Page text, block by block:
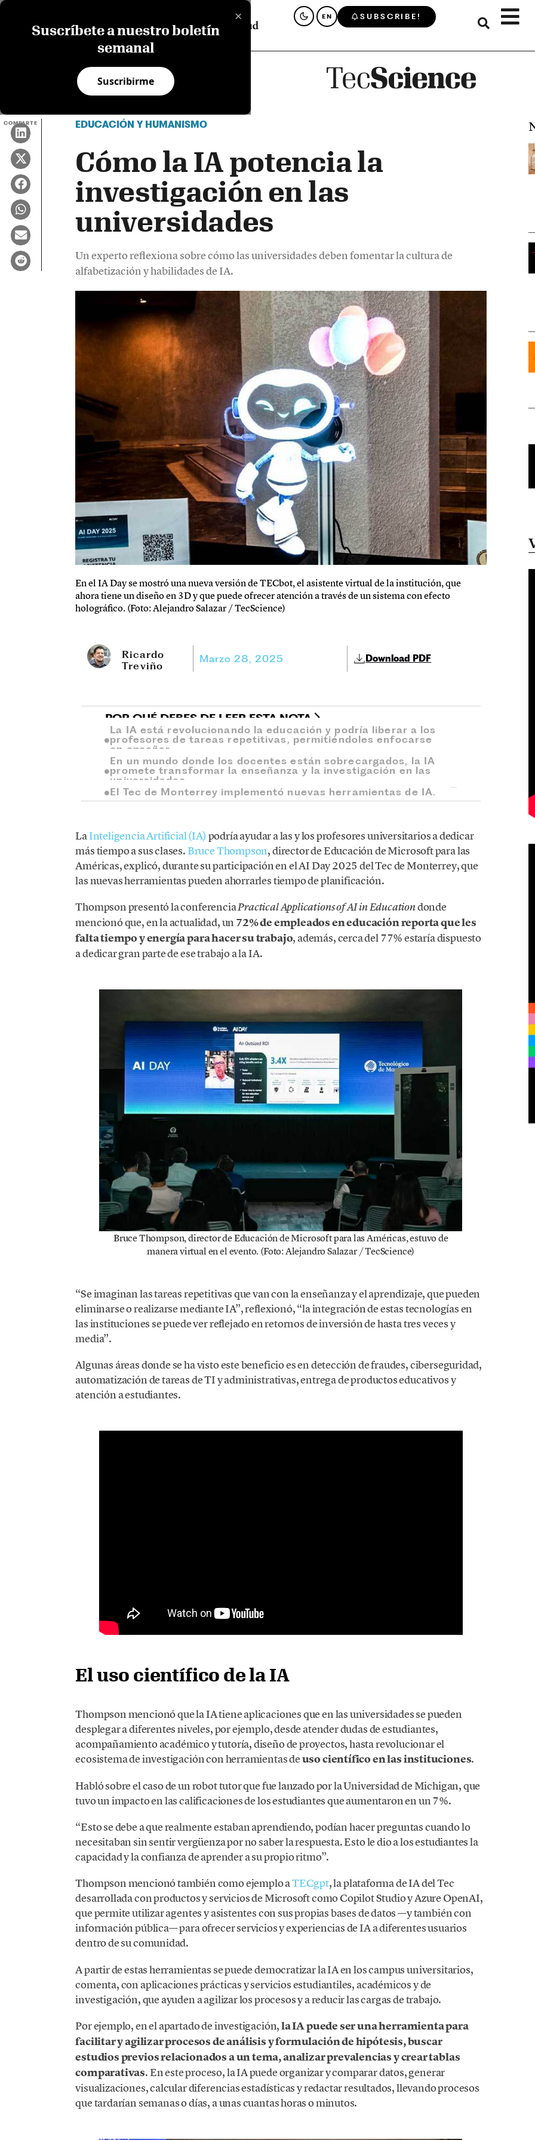
×
Suscríbete a nuestro boletín
semanal
Suscribirme
EN SUBSCRIBE!
COMPARTE EDUCACIÓN Y HUMANISMO
Cómo la IA potencia la
investigación en las
universidades
Un experto reflexiona sobre cómo las universidades deben fomentar la cultura de
alfabetización y habilidades de IA.
En el IA Day se mostró una nueva versión de TECbot, el asistente virtual de la institución, que
ahora tiene un diseño en 3D y que puede ofrecer atención a través de un sistema con efecto
holográfico. (Foto: Alejandro Salazar / TecScience)
Ricardo
Treviño
Marzo 28, 2025 Download PDF
POR QUÉ DEBES DE LEER ESTA NOTA
La IA está revolucionando la educación y podría liberar a los
profesores de tareas repetitivas, permitiéndoles enfocarse
en enseñar.
En un mundo donde los docentes están sobrecargados, la IA
promete transformar la enseñanza y la investigación en las
universidades.
El Tec de Monterrey implementó nuevas herramientas de IA.
LaInteligencia Artificial (IA) podría ayudar a las y los profesores universitarios a dedicar
más tiempo a sus clases. Bruce Thompson, director de Educación de Microsoft para las
Américas, explicó, durante su participación en el AI Day 2025 del Tec de Monterrey, que
las nuevas herramientas pueden ahorrarles tiempo de planificación.
Thompson presentó la conferenciaPractical Applications of AI in Educationdonde
mencionó que, en la actualidad, un 72% de empleados en educación reporta que les
falta tiempo y energía para hacer su trabajo, además, cerca del 77% estaría dispuesto
a dedicar gran parte de ese trabajo a la IA.
Bruce Thompson, director de Educación de Microsoft para las Américas, estuvo de
manera virtual en el evento. (Foto: Alejandro Salazar / TecScience)
“Se imaginan las tareas repetitivas que van con la enseñanza y el aprendizaje, que pueden
eliminarse o realizarse mediante IA”, reflexionó, “la integración de estas tecnologías en
las instituciones se puede ver reflejado en retornos de inversión de hasta tres veces y
media”.
Algunas áreas donde se ha visto este beneficio es en detección de fraudes, ciberseguridad,
automatización de tareas de TI y administrativas, entrega de productos educativos y
atención a estudiantes.
El uso científico de la IA
Thompson mencionó que la IA tiene aplicaciones que en las universidades se pueden
desplegar a diferentes niveles, por ejemplo, desde atender dudas de estudiantes,
acompañamiento académico y tutoría, diseño de proyectos, hasta revolucionar el
ecosistema de investigación con herramientas deuso científico en las instituciones.
Habló sobre el caso de un robot tutor que fue lanzado por la Universidad de Michigan, que
tuvo un impacto en las calificaciones de los estudiantes que aumentaron en un 7%.
“Esto se debe a que realmente estaban aprendiendo, podían hacer preguntas cuando lo
necesitaban sin sentir vergüenza por no saber la respuesta. Esto le dio a los estudiantes la
capacidad y la confianza de aprender a su propio ritmo”.
Thompson mencionó también como ejemplo aTECgpt, la plataforma de IA del Tec
desarrollada con productos y servicios de Microsoft como Copilot Studio y Azure OpenAI,
que permite utilizar agentes y asistentes con sus propias bases de datos —y también con
información pública— para ofrecer servicios y experiencias de IA a diferentes usuarios
dentro de su comunidad.
A partir de estas herramientas se puede democratizar la IA en los campus universitarios,
comenta, con aplicaciones prácticas y servicios estudiantiles, académicos y de
investigación, que ayuden a agilizar los procesos y a reducir las cargas de trabajo.
Por ejemplo, en el apartado de investigación,la IA puede ser una herramienta para
facilitar y agilizar procesos de análisis y formulación de hipótesis, buscar
estudios previos relacionados a un tema, analizar prevalencias y crear tablas
comparativas. En este proceso, la IA puede organizar y comparar datos, generar
visualizaciones, calcular diferencias estadísticas y redactar resultados, llevando procesos
que tardarían semanas o días, a unas cuantas horas o minutos.